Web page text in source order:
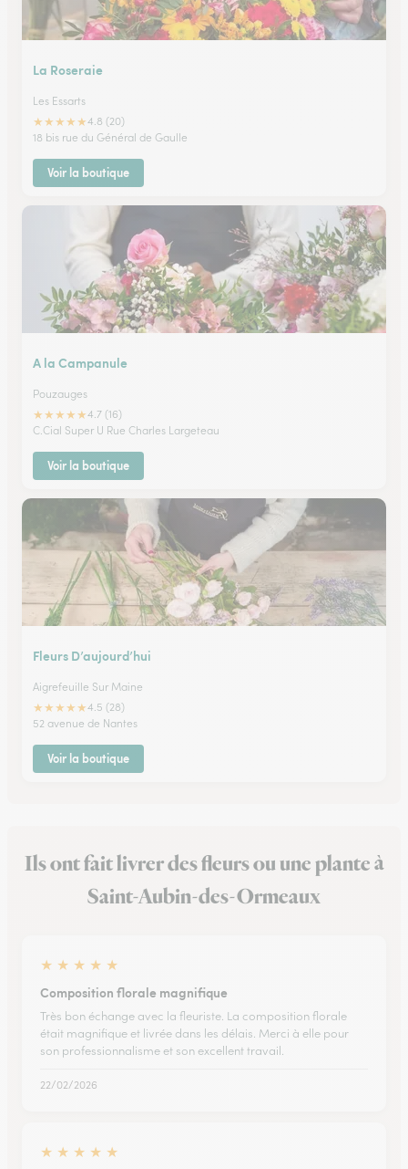
La Roseraie
Les Essarts
★★★★★4.8 (20)
18 bis rue du Général de Gaulle
Voir la boutique
A la Campanule
Pouzauges
★★★★★4.7 (16)
C.Cial Super U Rue Charles Largeteau
Voir la boutique
Fleurs D’aujourd’hui
Aigrefeuille Sur Maine
★★★★★4.5 (28)
52 avenue de Nantes
Voir la boutique
Ils ont fait livrer des fleurs ou une plante à
Saint-Aubin-des-Ormeaux
★ ★ ★ ★ ★
Composition florale magnifique
Très bon échange avec la fleuriste. La composition florale
était magnifique et livrée dans les délais. Merci à elle pour
son professionnalisme et son excellent travail.
22/02/2026
★ ★ ★ ★ ★